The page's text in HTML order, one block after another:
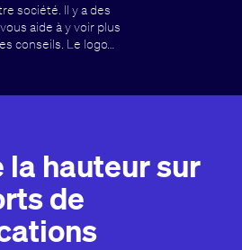
société. Il y a des
aide à y voir plus
conseils. Le logo…
la hauteur sur
de